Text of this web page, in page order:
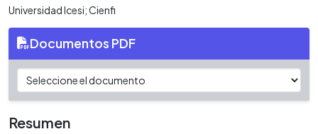
Universidad Icesi; Cienfi
Documentos PDF
Resumen